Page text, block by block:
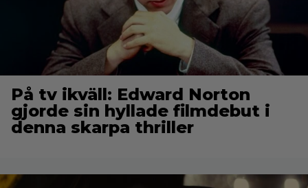
På tv ikväll: Edward Norton
gjorde sin hyllade filmdebut i
denna skarpa thriller